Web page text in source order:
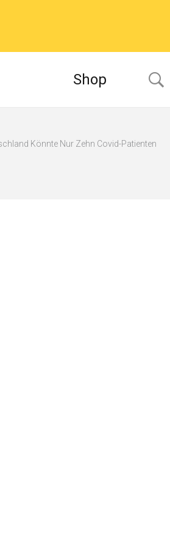
Shop
Könnte Nur Zehn Covid-Patienten